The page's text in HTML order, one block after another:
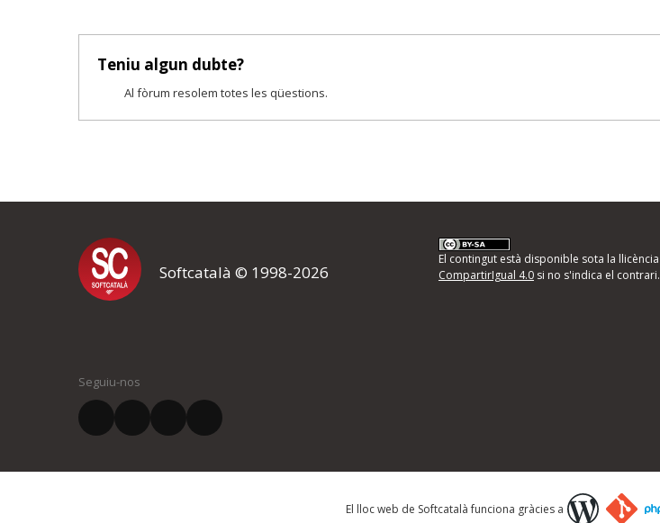
Teniu algun dubte?
Al fòrum resolem totes les qüestions.
Softcatalà © 1998-2026
El contingut està disponible sota la llicència
CompartirIgual 4.0si no s'indica el contrari.
Seguiu-nos
El lloc web de Softcatalà funciona gràcies a